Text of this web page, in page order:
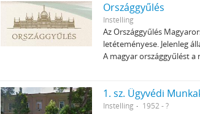
Országgyűlés
Instelling
Az Országgyűlés
letéteményese. Jelenleg
A magyar országgyűlést
1. sz. Ügyvédi
Instelling 1952 - ?